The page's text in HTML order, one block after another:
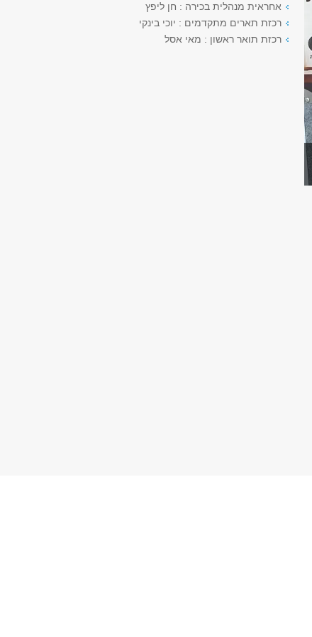
אחראית מנהלית בכירה : חן ליפץ
רכזת תארים מתקדמים : יוכי בינקי
רכזת תואר ראשון : מאי אסל